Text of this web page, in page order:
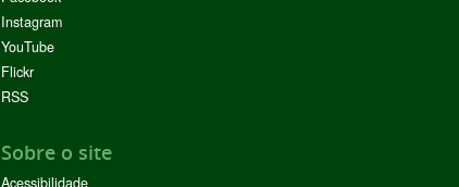
Instagram
YouTube
Flickr
RSS
Sobre o site